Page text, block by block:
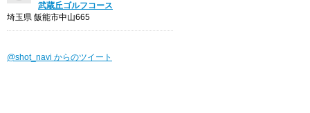
武蔵丘ゴルフコース
埼玉県 飯能市中山665
@shot_navi からのツイート